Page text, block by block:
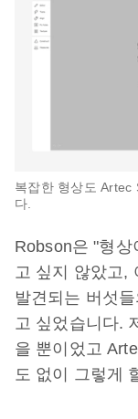
복잡한 형상도 Artec
다.
Robson은 "형
고 싶지 않았고,
발견되는 버섯
고 싶었습니다.
을 뿐이었고
도 없이 그렇게